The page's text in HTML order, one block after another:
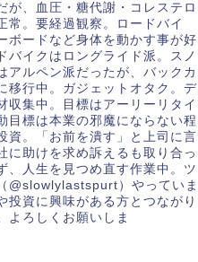
が、血圧・糖代謝・コレステロ
常。要経過観察。ロードバイ
ボードなど身体を動かす事が好
バイクはロングライド派。スノ
アルペン派だったが、バックカ
移行中。ガジェットオタク。デ
収集中。目標はアーリーリタイ
標は本業の邪魔にならない程
資。「お前を潰す」と上司に言
に助けを求め訴えるも取り合っ
、人生を見つめ直す作業中。ツ
@slowlylastspurt）やっていま
投資に興味がある方とつながり
よろしくお願いしま
。